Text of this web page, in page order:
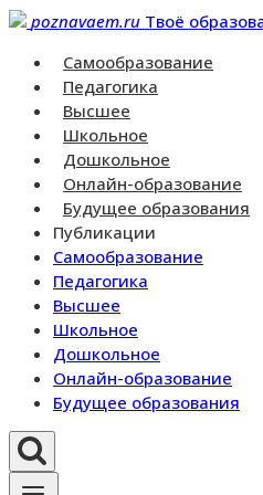
Перейти
контенту
poznavaem.ru Твоё
Самообразование
Педагогика
Высшее
Школьное
Дошкольное
Онлайн-образование
Будущее образования
Публикации
Самообразование
Педагогика
Высшее
Школьное
Дошкольное
Онлайн-образование
Будущее образования